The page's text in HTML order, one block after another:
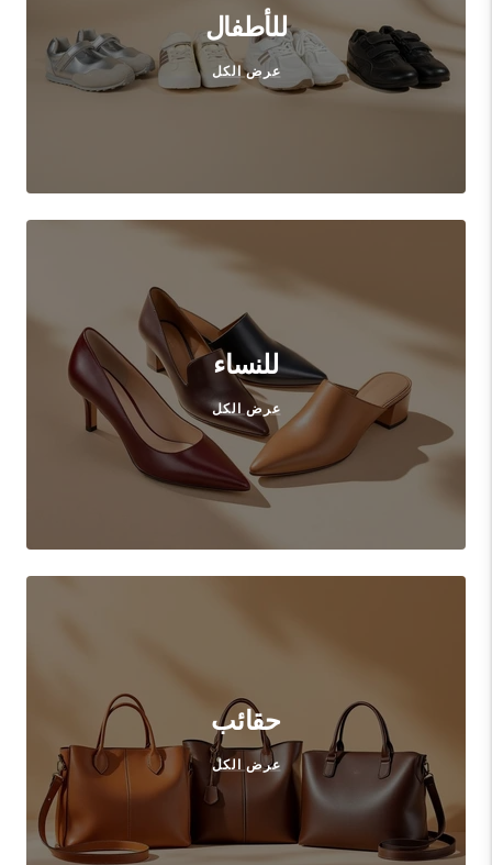
للأطفال
عرض الكل
للنساء
عرض الكل
حقائب
عرض الكل